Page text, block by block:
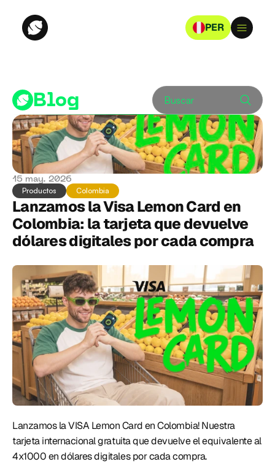
PER
Blog Buscar
15 may. 2026
Productos Colombia
Lanzamos la Visa Lemon Card en
Colombia: la tarjeta que devuelve
dólares digitales por cada compra
Lanzamos la VISA Lemon Card en Colombia! Nuestra
tarjeta internacional gratuita que devuelve el equivalente al
4x1000 en dólares digitales por cada compra.